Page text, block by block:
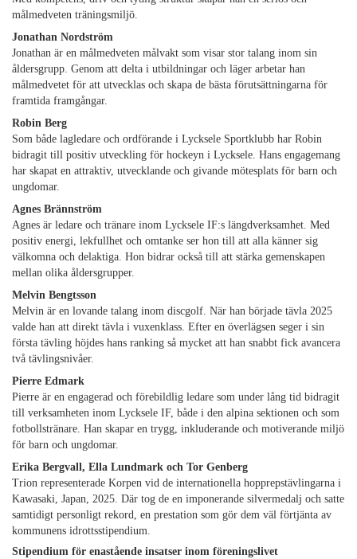
målmedveten träningsmiljö.
Jonathan Nordström
Jonathan är en målmedveten målvakt som visar stor talang inom sin
åldersgrupp. Genom att delta i utbildningar och läger arbetar han
målmedvetet för att utvecklas och skapa de bästa förutsättningarna för
framtida framgångar.
Robin Berg
Som både lagledare och ordförande i Lycksele Sportklubb har Robin
bidragit till positiv utveckling för hockeyn i Lycksele. Hans engagemang
har skapat en attraktiv, utvecklande och givande mötesplats för barn och
ungdomar.
Agnes Brännström
Agnes är ledare och tränare inom Lycksele IF:s längdverksamhet. Med
positiv energi, lekfullhet och omtanke ser hon till att alla känner sig
välkomna och delaktiga. Hon bidrar också till att stärka gemenskapen
mellan olika åldersgrupper.
Melvin Bengtsson
Melvin är en lovande talang inom discgolf. När han började tävla 2025
valde han att direkt tävla i vuxenklass. Efter en överlägsen seger i sin
första tävling höjdes hans ranking så mycket att han snabbt fick avancera
två tävlingsnivåer.
Pierre Edmark
Pierre är en engagerad och förebildlig ledare som under lång tid bidragit
till verksamheten inom Lycksele IF, både i den alpina sektionen och som
fotbollstränare. Han skapar en trygg, inkluderande och motiverande miljö
för barn och ungdomar.
Erika Bergvall, Ella Lundmark och Tor Genberg
Trion representerade Korpen vid de internationella hopprepstävlingarna i
Kawasaki, Japan, 2025. Där tog de en imponerande silvermedalj och satte
samtidigt personligt rekord, en prestation som gör dem väl förtjänta av
kommunens idrottsstipendium.
Stipendium för enastående insatser inom föreningslivet